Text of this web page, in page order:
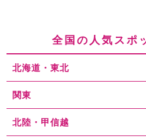
全国の人気スポ
北海道・東北
関東
北陸・甲信越